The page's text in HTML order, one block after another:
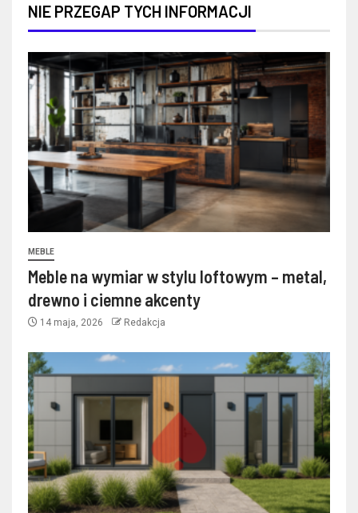
NIE PRZEGAP TYCH INFORMACJI
MEBLE
Meble na wymiar w stylu loftowym – metal,
drewno i ciemne akcenty
14 maja, 2026 Redakcja